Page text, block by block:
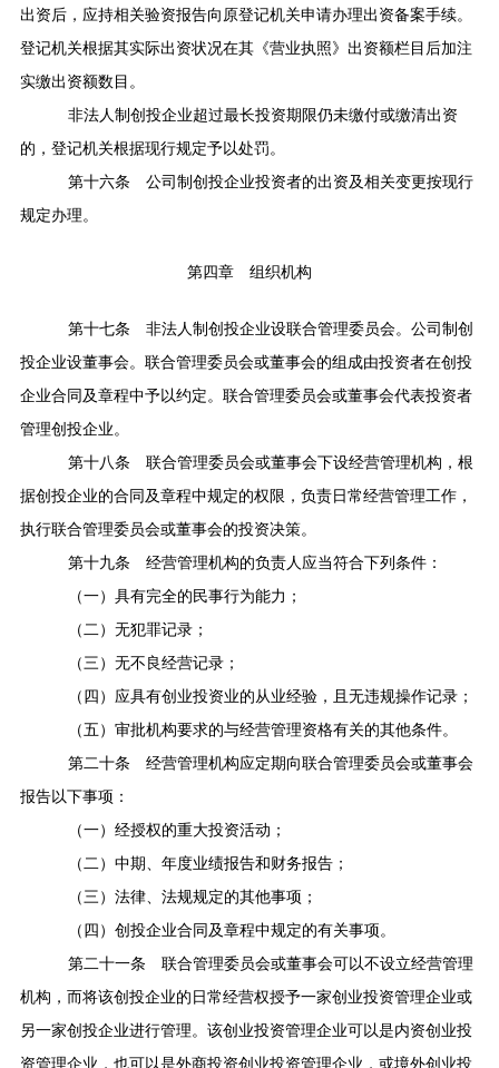
出资后，应持相关验资报告向原登记机关申请办理出资备案手续。
登记机关根据其实际出资状况在其《营业执照》出资额栏目后加注
实缴出资额数目。
非法人制创投企业超过最长投资期限仍未缴付或缴清出资
的，登记机关根据现行规定予以处罚。
第十六条 公司制创投企业投资者的出资及相关变更按现行
规定办理。
第四章 组织机构
第十七条 非法人制创投企业设联合管理委员会。公司制创
投企业设董事会。联合管理委员会或董事会的组成由投资者在创投
企业合同及章程中予以约定。联合管理委员会或董事会代表投资者
管理创投企业。
第十八条 联合管理委员会或董事会下设经营管理机构，根
据创投企业的合同及章程中规定的权限，负责日常经营管理工作，
执行联合管理委员会或董事会的投资决策。
第十九条 经营管理机构的负责人应当符合下列条件：
（一）具有完全的民事行为能力；
（二）无犯罪记录；
（三）无不良经营记录；
（四）应具有创业投资业的从业经验，且无违规操作记录；
（五）审批机构要求的与经营管理资格有关的其他条件。
第二十条 经营管理机构应定期向联合管理委员会或董事会
报告以下事项：
（一）经授权的重大投资活动；
（二）中期、年度业绩报告和财务报告；
（三）法律、法规规定的其他事项；
（四）创投企业合同及章程中规定的有关事项。
第二十一条 联合管理委员会或董事会可以不设立经营管理
机构，而将该创投企业的日常经营权授予一家创业投资管理企业或
另一家创投企业进行管理。该创业投资管理企业可以是内资创业投
资管理企业，也可以是外商投资创业投资管理企业，或境外创业投